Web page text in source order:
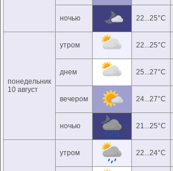
ночью 22...25°C
понедельник
10 август
утром 22...25°C
днем 25...27°C
вечером 24...27°C
ночью 21...25°C
утром 22...24°C